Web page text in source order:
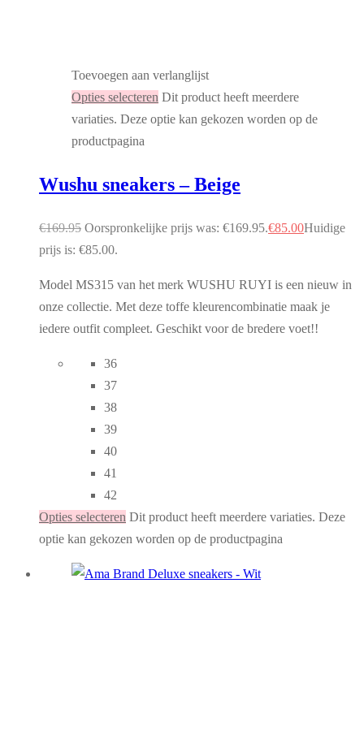
Toevoegen aan verlanglijst
Opties selecteren Dit product heeft meerdere
variaties. Deze optie kan gekozen worden op de
productpagina
Wushu sneakers – Beige
€169.95 Oorspronkelijke prijs was: €169.95.€85.00Huidige
prijs is: €85.00.
Model MS315 van het merk WUSHU RUYI is een nieuw in
onze collectie. Met deze toffe kleurencombinatie maak je
iedere outfit compleet. Geschikt voor de bredere voet!!
36
37
38
39
40
41
42
Opties selecteren Dit product heeft meerdere variaties. Deze
optie kan gekozen worden op de productpagina